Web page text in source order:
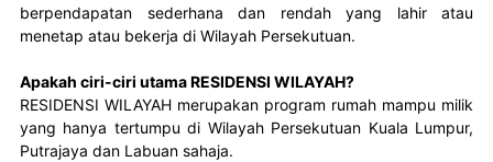
berpendapatan sederhana dan rendah yang lahir atau
menetap atau bekerja di Wilayah Persekutuan.
Apakah ciri-ciri utama RESIDENSI WILAYAH?
RESIDENSI WILAYAH merupakan program rumah mampu milik
yang hanya tertumpu di Wilayah Persekutuan Kuala Lumpur,
Putrajaya dan Labuan sahaja.